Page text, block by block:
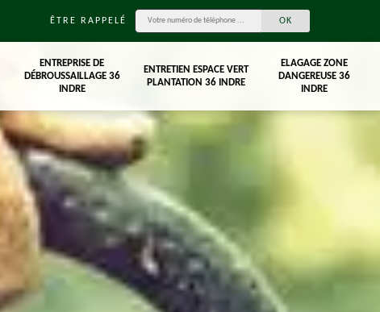
ÊTRE RAPPELÉ
ENTREPRISE DE
DÉBROUSSAILLAGE 36
INDRE
ENTRETIEN ESPACE VERT
PLANTATION 36 INDRE
ELAGAGE ZONE
DANGEREUSE 36
INDRE